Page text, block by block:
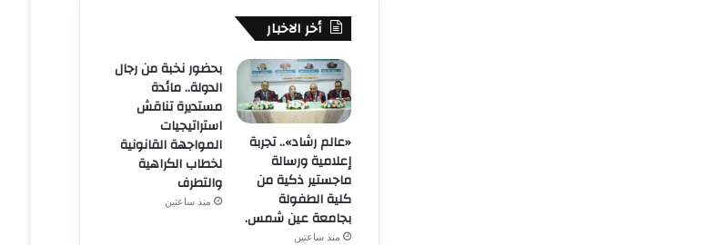
أخر الاخبار
«عالم رشاد».. تجربة
إعلامية ورسالة
ماجستير ذكية من
كلية الطفولة
بجامعة عين شمس.
منذ ساعتين
بحضور نخبة من رجال
الدولة.. مائدة
مستديرة تناقش
استراتيجيات
المواجهة القانونية
لخطاب الكراهية
والتطرف
منذ ساعتين